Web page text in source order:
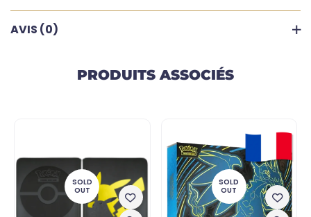
AVIS (0)
PRODUITS ASSOCIÉS
SOLD
OUT
SOLD
OUT